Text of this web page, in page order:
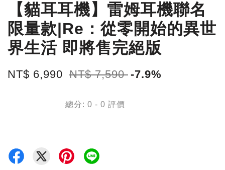
【貓耳耳機】雷姆耳機聯名
限量款|Re：從零開始的異世
界生活 即將售完絕版
NT$ 6,990 NT$ 7,590 -7.9%
總分: 0 - 0 評價